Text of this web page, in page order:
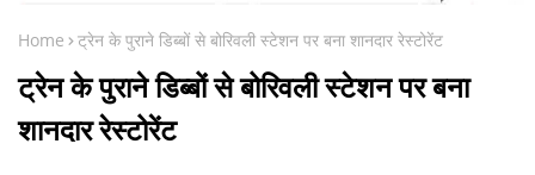
Home ट्रेन के पुराने डिब्बों से बोरिवली स्टेशन पर बना शानदार रेस्टोरेंट
ट्रेन के पुराने डिब्बों से बोरिवली स्टेशन पर बना
शानदार रेस्टोरेंट